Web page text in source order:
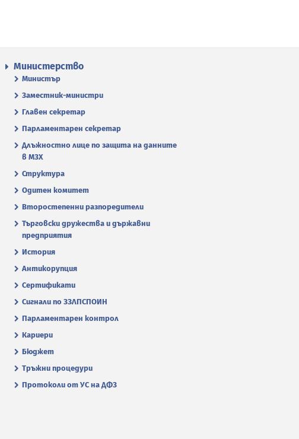
Министерство
Министър
Заместник-министри
Главен секретар
Парламентарен секретар
Длъжностно лице по защита на данните
в МЗХ
Структура
Одитен комитет
Второстепенни разпоредители
Търговски дружества и държавни
предприятия
История
Антикорупция
Сертификати
Сигнали по ЗЗЛПСПОИН
Парламентарен контрол
Кариери
Бюджет
Тръжни процедури
Протоколи от УС на ДФЗ